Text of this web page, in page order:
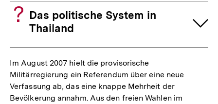
Das politische System in
Thailand
Im August 2007 hielt die provisorische
Militärregierung ein Referendum über eine neue
Verfassung ab, das eine knappe Mehrheit der
Bevölkerung annahm. Aus den freien Wahlen im